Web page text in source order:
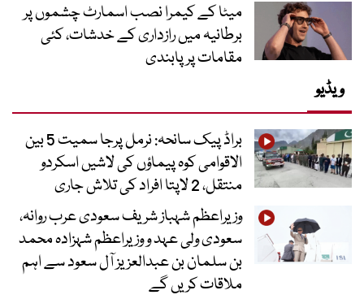
میٹا کے کیمرا نصب اسمارٹ چشموں پر
برطانیہ میں رازداری کے خدشات، کئی
مقامات پر پابندی
ویڈیو
براڈ پیک سانحہ: نرمل پرجا سمیت 5 بین
الاقوامی کوہ پیماؤں کی لاشیں اسکردو
منتقل، 2 لاپتا افراد کی تلاش جاری
وزیراعظم شہباز شریف سعودی عرب روانہ،
سعودی ولی عہد و وزیراعظم شہزادہ محمد
بن سلمان بن عبدالعزیز آل سعود سے اہم
ملاقات کریں گے